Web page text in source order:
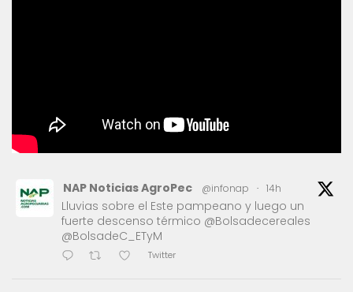
NAP Noticias AgroPec @infonap · 14h
Lluvias sobre el Este pampeano y luego un
fuerte descenso térmico @Bolsadecereales
@BolsadeC_ETyM
Twitter